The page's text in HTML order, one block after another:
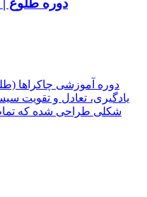
دوره طلوع |
دوره آموزشی چاکراها
یادگیری، تعادل و تقویت
شکلی طراحی شده که تمام